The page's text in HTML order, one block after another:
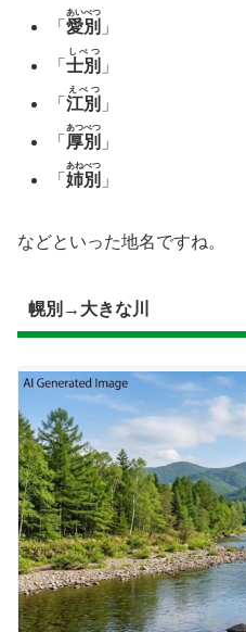
「愛別
あいべつ
」
「士別
しべつ
」
「江別
えべつ
」
「 厚別
あつべつ
」
「姉別
あねべつ
」
などといった地名ですね。
幌別→大きな川